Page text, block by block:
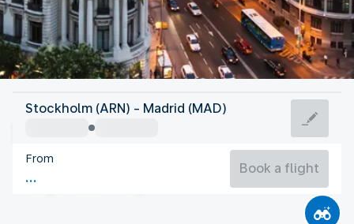
Spain
Madrid
Spain
Flight time
Stockholm (ARN) - Madrid (MAD)
From
Book a flight